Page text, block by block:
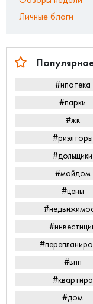
Личные блоги
#ипотека
#парки
#жк
#риэлторы
#дольщики
#мойдом
#цены
#впп
#квартира
#дом